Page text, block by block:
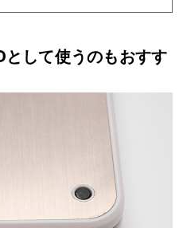
として使うのもおすす